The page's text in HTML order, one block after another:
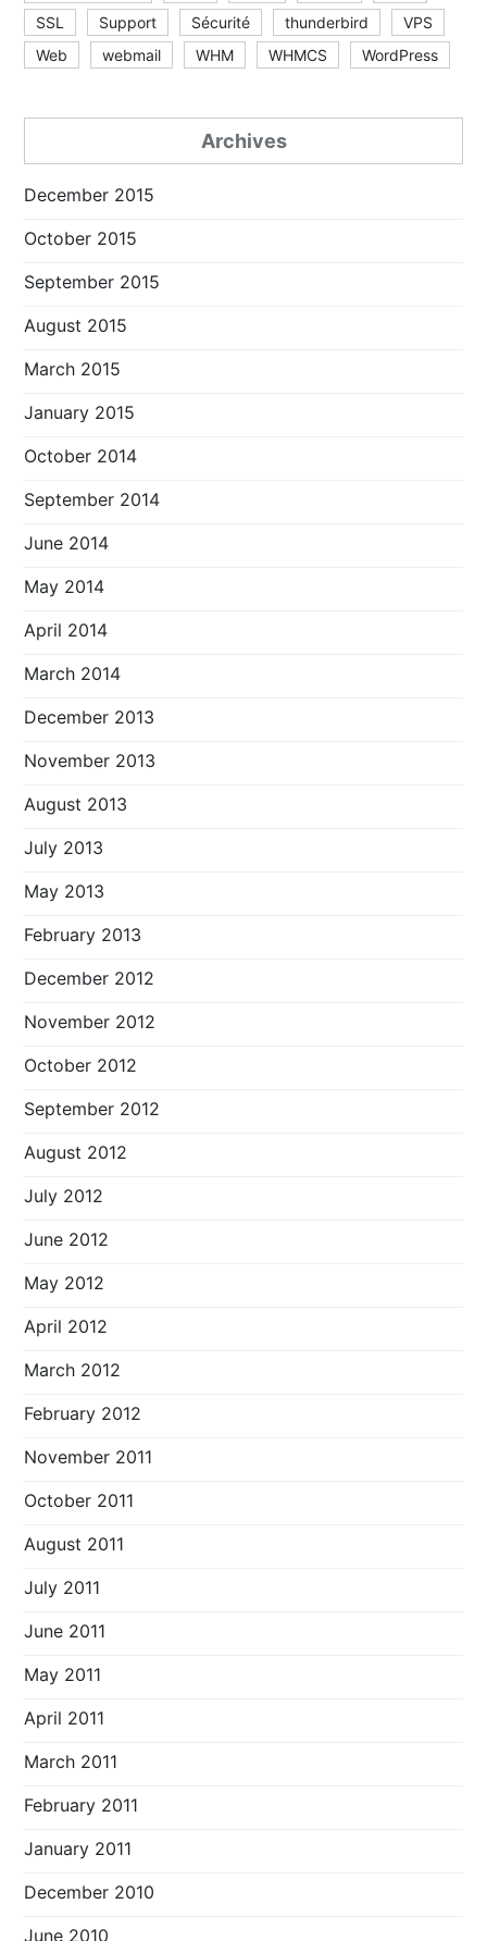
SSL
Support Sécurité thunderbird
VPS
Web
webmail WHM WHMCS WordPress
Archives
December 2015
October 2015
September 2015
August 2015
March 2015
January 2015
October 2014
September 2014
June 2014
May 2014
April 2014
March 2014
December 2013
November 2013
August 2013
July 2013
May 2013
February 2013
December 2012
November 2012
October 2012
September 2012
August 2012
July 2012
June 2012
May 2012
April 2012
March 2012
February 2012
November 2011
October 2011
August 2011
July 2011
June 2011
May 2011
April 2011
March 2011
February 2011
January 2011
December 2010
June 2010